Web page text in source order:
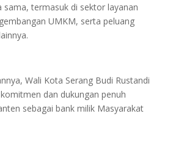
sama, termasuk di sektor layanan
UMKM, serta peluang
Wali Kota Serang Budi Rustandi
dan dukungan penuh
sebagai bank milik Masyarakat